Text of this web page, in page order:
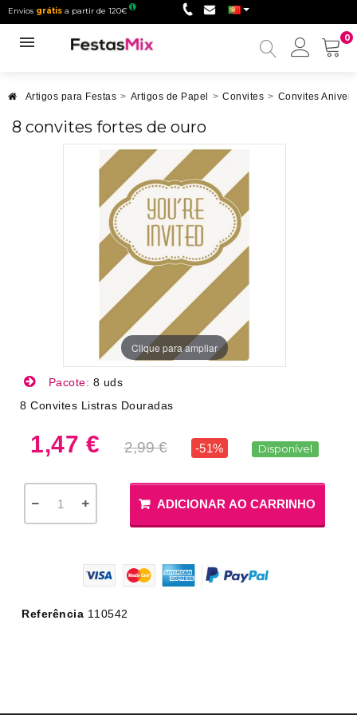
Envios grátis a partir de 120€
0
Minha
Artigos para Festas > Artigos de Papel > Convites > Convites
8 convites fortes de ouro
Clique para ampliar
Pacote: 8 uds
8 Convites Listras Douradas
1,47 € 2,99 € -51% Disponível
ADICIONAR AO CARRINHO
Referência 110542